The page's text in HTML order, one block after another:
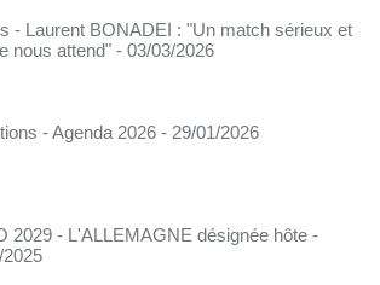
- Laurent BONADEI : "Un match sérieux et
nous attend" - 03/03/2026
- Agenda 2026 - 29/01/2026
2029 - L'ALLEMAGNE désignée hôte -